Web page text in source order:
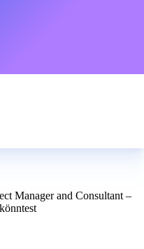
Manager and Consultant –